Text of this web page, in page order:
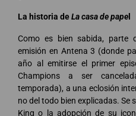
La historia deLa casa de papel
Como es bien sabida, parte
emisión en Antena 3 (donde
año al emitirse el primer
Champions a ser
temporada), a una eclosión
no del todo bien explicadas. Se
King o la adopción de su